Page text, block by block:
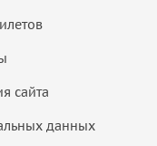
сайта
данных